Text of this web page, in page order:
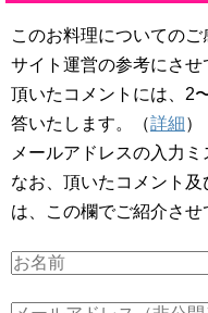
このお料理についてのご
サイト運営の参考にさせ
頂いたコメントには、2
答いたします。（詳細）
メールアドレスの入力ミ
なお、頂いたコメント
は、この欄でご紹介させ